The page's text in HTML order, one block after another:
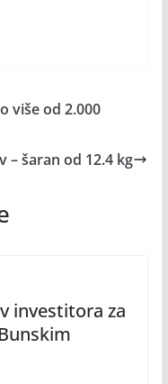
više od 2.000
– šaran od 12.4 kg
investitora za